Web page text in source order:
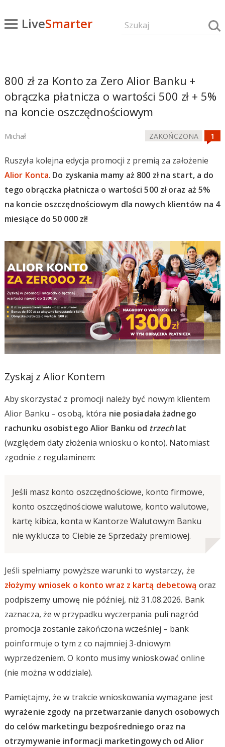
LiveSmarter
800 zł za Konto za Zero Alior Banku +
obrączka płatnicza o wartości 500 zł + 5%
na koncie oszczędnościowym
Michał ZAKOŃCZONA
Ruszyła kolejna edycja promocji z premią za założenie
Alior Konta. Do zyskania mamy aż 800 zł na start, a do
tego obrączka płatnicza o wartości 500 zł oraz aż 5%
na koncie oszczędnościowym dla nowych klientów na 4
miesiące do 50 000 zł!
Zyskaj z Alior Kontem
Aby skorzystać z promocji należy być nowym klientem
Alior Banku – osobą, która nie posiadała żadnego
rachunku osobistego Alior Banku od trzechlat
(względem daty złożenia wniosku o konto). Natomiast
zgodnie z regulaminem:
Jeśli masz konto oszczędnościowe, konto firmowe,
konto oszczędnościowe walutowe, konto walutowe,
kartę kibica, konta w Kantorze Walutowym Banku
nie wyklucza to Ciebie ze Sprzedaży premiowej.
Jeśli spełniamy powyższe warunki to wystarczy, że
złożymy wniosek o konto wraz z kartą debetową oraz
podpiszemy umowę nie później, niż 31.08.2026. Bank
zaznacza, że w przypadku wyczerpania puli nagród
promocja zostanie zakończona wcześniej – bank
poinformuje o tym z co najmniej 3-dniowym
wyprzedzeniem. O konto musimy wnioskować online
(nie można w oddziale).
Pamiętajmy, że w trakcie wnioskowania wymagane jest
wyrażenie zgody na przetwarzanie danych osobowych
do celów marketingu bezpośredniego oraz na
otrzymywanie informacji marketingowych od Alior